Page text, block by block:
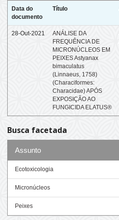
Data do
documento
Título
28-Out-2021
ANÁLISE DA
FREQUÊNCIA DE
MICRONÚCLEOS EM
PEIXES Astyanax
bimaculatus
(Linnaeus, 1758)
(Characiformes:
Characidae) APÓS
EXPOSIÇÃO AO
FUNGICIDA ELATUS®
Busca facetada
Assunto
Ecotoxicologia
Micronúcleos
Peixes